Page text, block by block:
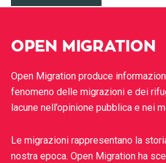
OPEN MIGRATION
Open Migration produce
fenomeno delle migrazioni e dei
lacune nell’opinione pubblica e nei
Le migrazioni rappresentano la
nostra epoca. Open Migration ha